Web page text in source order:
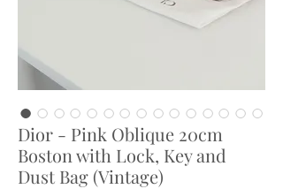
Dior - Pink Oblique 20cm
Boston with Lock, Key and
Dust Bag (Vintage)